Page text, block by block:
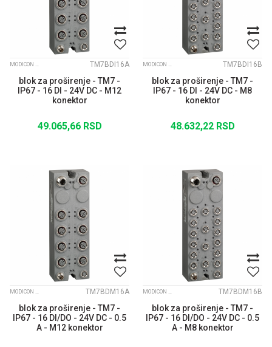
MODICON TM7 IP67 MODULARNI I/O SISTEM TM7BDI16A
blok za proširenje - TM7 -
IP67 - 16 DI - 24V DC - M12
konektor
49.065,66 RSD
MODICON TM7 IP67 MODULARNI I/O SISTEM TM7BDI16B
blok za proširenje - TM7 -
IP67 - 16 DI - 24V DC - M8
konektor
48.632,22 RSD
MODICON TM7 IP67 MODULARNI I/O SISTEM TM7BDM16A
blok za proširenje - TM7 -
IP67 - 16 DI/DO - 24V DC - 0.5
A - M12 konektor
MODICON TM7 IP67 MODULARNI I/O SISTEM TM7BDM16B
blok za proširenje - TM7 -
IP67 - 16 DI/DO - 24V DC - 0.5
A - M8 konektor